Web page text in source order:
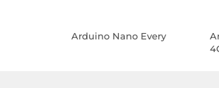
Arduino Nano Every